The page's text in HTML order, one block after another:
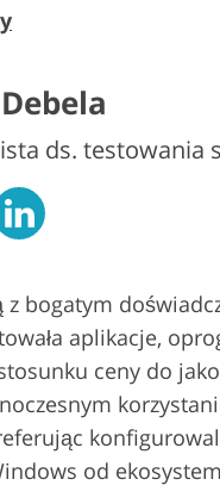
ds.
bogatym
aplikacje,
ceny do
od